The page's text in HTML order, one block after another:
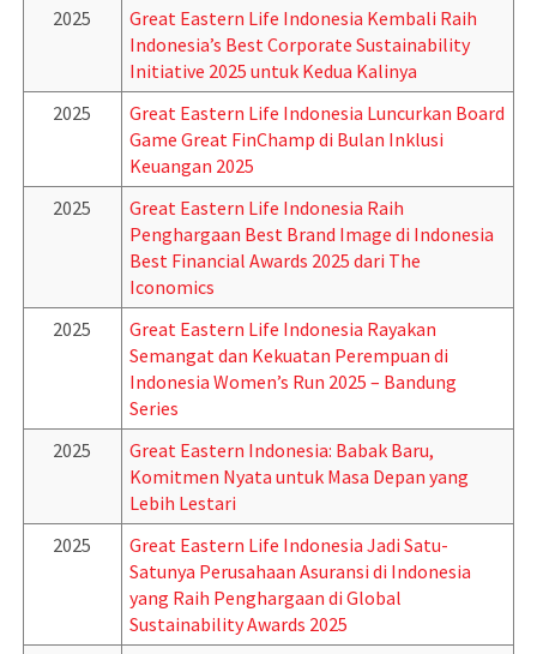
2025
Great Eastern Life Indonesia Kembali Raih
Indonesia’s Best Corporate Sustainability
Initiative 2025 untuk Kedua Kalinya
2025
Great Eastern Life Indonesia Luncurkan Board
Game Great FinChamp di Bulan Inklusi
Keuangan 2025
2025
Great Eastern Life Indonesia Raih
Penghargaan Best Brand Image di Indonesia
Best Financial Awards 2025 dari The
Iconomics
2025
Great Eastern Life Indonesia Rayakan
Semangat dan Kekuatan Perempuan di
Indonesia Women’s Run 2025 – Bandung
Series
2025
Great Eastern Indonesia: Babak Baru,
Komitmen Nyata untuk Masa Depan yang
Lebih Lestari
2025
Great Eastern Life Indonesia Jadi Satu-
Satunya Perusahaan Asuransi di Indonesia
yang Raih Penghargaan di Global
Sustainability Awards 2025